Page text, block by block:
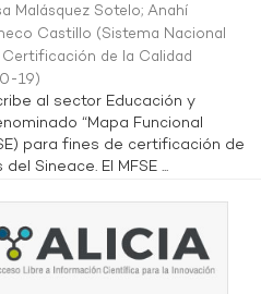
Malásquez Sotelo; Anahí
Castillo (Sistema Nacional
de la Calidad
19)
al sector Educación y
“Mapa Funcional
para fines de certificación de
Sineace. El MFSE ...
la